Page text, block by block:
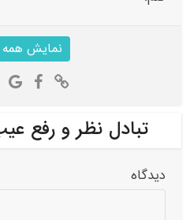
نمایش
تبادل نظر و رفع
دیدگاه